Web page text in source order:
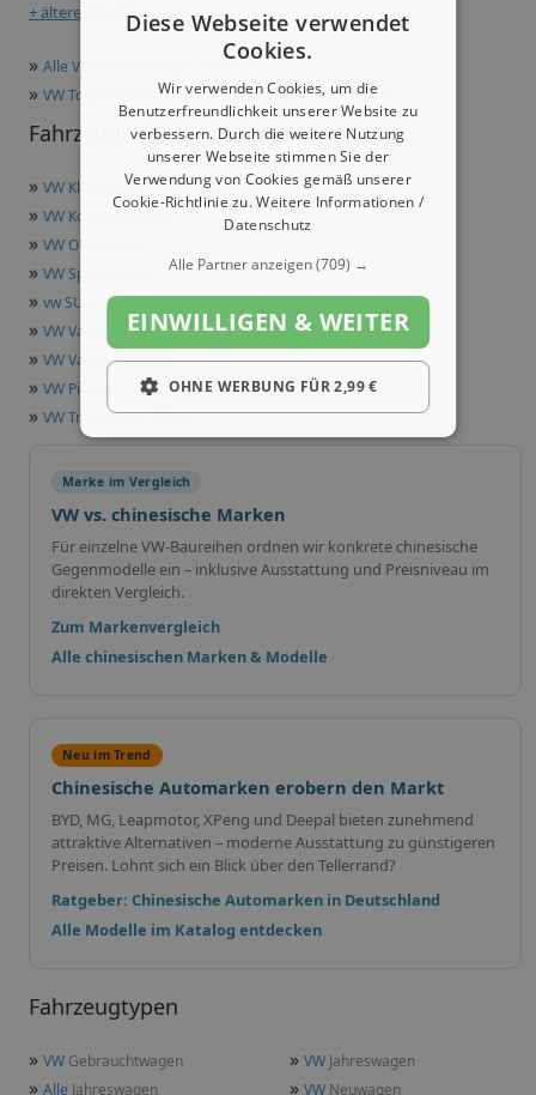
+ ältere Modelle anzeigen
» Alle VW Modelle in der Übersicht
» VW Touran CrossTouran Technische Daten und mehr
Fahrzeugklassen dieser Marke
» VW Kleinwagen
» VW Kompaktklasse
» VW Oberklasse
» VW Sportwagen
» vw SUV
» VW Van Kompakt
» VW Van Großraum
» VW Pickup
» VW Transporter - klein
Marke im Vergleich
VW vs. chinesische Marken
Für einzelne VW-Baureihen ordnen wir konkrete chinesische
Gegenmodelle ein – inklusive Ausstattung und Preisniveau im
direkten Vergleich.
Zum Markenvergleich
Alle chinesischen Marken & Modelle
Neu im Trend
Chinesische Automarken erobern den Markt
BYD, MG, Leapmotor, XPeng und Deepal bieten zunehmend
attraktive Alternativen – moderne Ausstattung zu günstigeren
Preisen. Lohnt sich ein Blick über den Tellerrand?
Ratgeber: Chinesische Automarken in Deutschland
Alle Modelle im Katalog entdecken
Fahrzeugtypen
» VW Gebrauchtwagen » VW Jahreswagen
» Alle Jahreswagen » VW Neuwagen
Diese Webseite verwendet
Cookies.
Wir verwenden Cookies, um die
Benutzerfreundlichkeit unserer Website zu
verbessern. Durch die weitere Nutzung
unserer Webseite stimmen Sie der
Verwendung von Cookies gemäß unserer
Cookie-Richtlinie zu.Weitere Informationen /
Datenschutz
Alle Partner anzeigen(709) →
EINWILLIGEN & WEITER
OHNE WERBUNG FÜR 2,99 €